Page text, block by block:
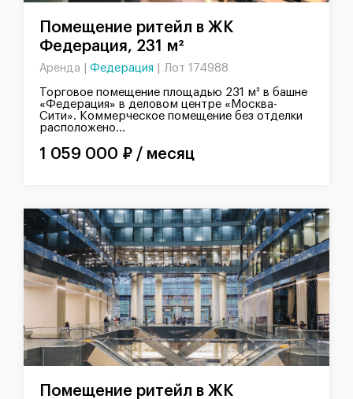
Федерация, 231 м²
Аренда | Федерация Лот 174988
Торговое помещение площадью 231 м² в башне
«Федерация» в деловом центре «Москва-
Сити». Коммерческое помещение без отделки
расположено...
1 059 000 ₽ / месяц